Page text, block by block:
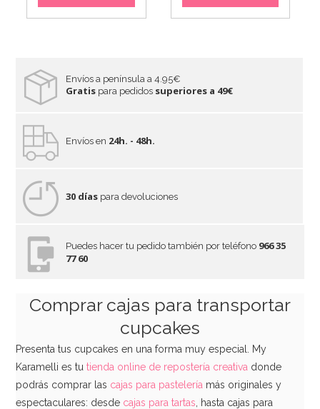
Envíos a península a 4.95€
Gratis para pedidos superiores a 49€
Envíos en 24h. - 48h.
30 días para devoluciones
Puedes hacer tu pedido también por teléfono 966 35
77 60
Comprar cajas para transportar
cupcakes
Presenta tus cupcakes en una forma muy especial. My
Karamelli es tutienda online de repostería creativa donde
podrás comprar las cajas para pastelería más originales y
espectaculares: desde cajas para tartas , hasta cajas para